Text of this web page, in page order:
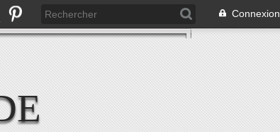
Connexion